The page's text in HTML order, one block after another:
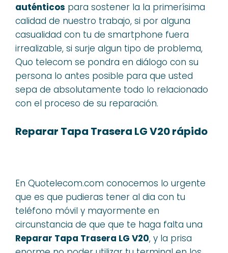
auténticos para sostener la la primerísima
calidad de nuestro trabajo, si por alguna
casualidad con tu de smartphone fuera
irrealizable, si surje algun tipo de problema,
Quo telecom se pondra en diálogo con su
persona lo antes posible para que usted
sepa de absolutamente todo lo relacionado
con el proceso de su reparación.
Reparar Tapa Trasera LG V20 rápido
En Quotelecom.com conocemos lo urgente
que es que pudieras tener al dia con tu
teléfono móvil y mayormente en
circunstancia de que que te haga falta una
Reparar Tapa Trasera LG V20, y la prisa